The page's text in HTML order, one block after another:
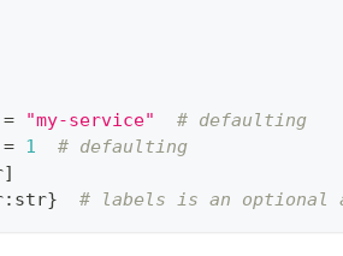
= "my-service"
# defaulting
= 1
# defaulting
]
: str} # labels is an optional